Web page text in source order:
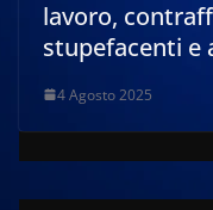
lavoro,
stupefacenti e
4 Agosto 2025